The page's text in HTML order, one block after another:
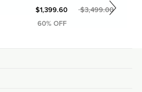
MXN $1,399.60MXN $3,499.00MXN